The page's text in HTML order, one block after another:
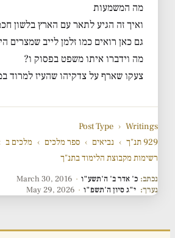
מה המשמעות
ואיך זה הגיע לתאר עם הארץ בלשון
גם כאן רואים כמו זלמן לייב שמצרים
מה וידברו איתו משפט בפסוק ו?
צעקו שארף על צדקיהו שהעיז למרוד
Post Type › Writings
929 תנ"ך
› נביאים › ספר מלכים › מלכים ב
רשימות מקבוצת הלימוד בתנ"ך
נכתב: כ' אדר ב' ה'תשע"ו ·
March 30, 2016
נערך: י"ג סיון ה'תשפ"ו ·
May 29, 2026